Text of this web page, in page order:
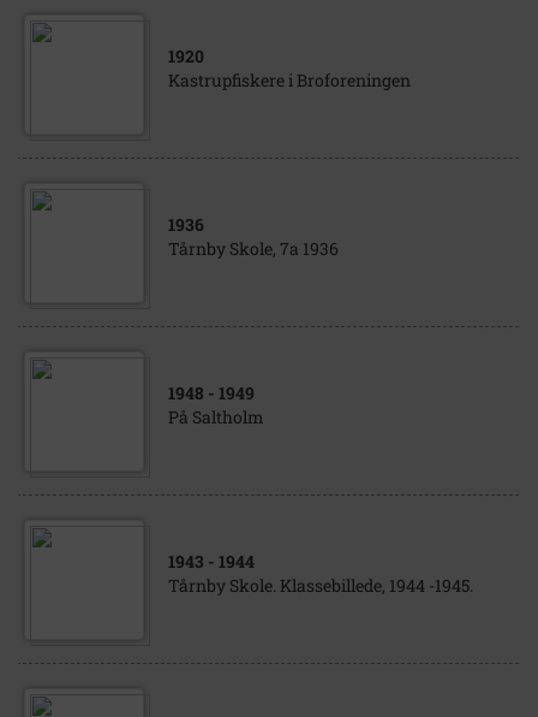
1920
Kastrupfiskere i Broforeningen
1936
Tårnby Skole, 7a 1936
1948 - 1949
På Saltholm
1943 - 1944
Tårnby Skole. Klassebillede, 1944 -1945.